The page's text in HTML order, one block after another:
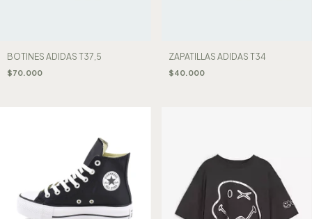
BOTINES ADIDAS T37,5
$70.000
ZAPATILLAS ADIDAS T34
$40.000